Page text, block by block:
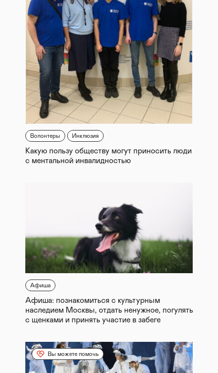
Волонтеры Инклюзия
Какую пользу обществу могут приносить люди
с ментальной инвалидностью
Афиша
Афиша: познакомиться с культурным
наследием Москвы, отдать ненужное, погулять
с щенками и принять участие в забеге
Вы можете помочь